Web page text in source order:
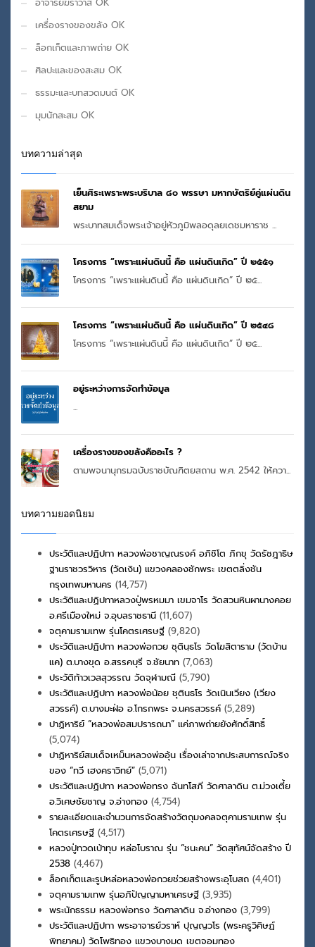
อาจารย์ฆราวาส OK
เครื่องรางของขลัง OK
ล็อกเก็ตและภาพถ่าย OK
ศิลปะและของสะสม OK
ธรรมะและบทสวดมนต์ OK
มุมนักสะสม OK
บทความล่าสุด
เย็นศิระเพราะพระบริบาล ๘๐ พรรษา มหากษัตริย์คู่แผ่นดิน
สยาม
พระบาทสมเด็จพระเจ้าอยู่หัวภูมิพลอดุลยเดชมหาราช ...
โครงการ “เพราะแผ่นดินนี้ คือ แผ่นดินเกิด” ปี ๒๕๕๑
โครงการ “เพราะแผ่นดินนี้ คือ แผ่นดินเกิด” ปี ๒๕...
โครงการ “เพราะแผ่นดินนี้ คือ แผ่นดินเกิด” ปี ๒๕๔๘
โครงการ “เพราะแผ่นดินนี้ คือ แผ่นดินเกิด” ปี ๒๕...
อยู่ระหว่างการจัดทำข้อมูล
...
เครื่องรางของขลังคืออะไร ?
ตามพจนานุกรมฉบับราชบัณฑิตยสถาน พ.ศ. 2542 ให้ควา...
บทความยอดนิยม
ประวัติและปฏิปทา หลวงพ่อชาญณรงค์ อภิชิโต ภิกขุ วัดรัชฎาธิษ
ฐานราชวรวิหาร (วัดเงิน) แขวงคลองชักพระ เขตตลิ่งชัน
กรุงเทพมหานคร (14,757)
ประวัติและปฏิปทาหลวงปู่พรหมมา เขมจาโร วัดสวนหินผานางคอย
อ.ศรีเมืองใหม่ จ.อุบลราชธานี (11,607)
จตุคามรามเทพ รุ่นโคตรเศรษฐี (9,820)
ประวัติและปฏิปทา หลวงพ่อกวย ชุตินฺธโร วัดโฆสิตาราม (วัดบ้าน
แค) ต.บางขุด อ.สรรคบุรี จ.ชัยนาท (7,063)
ประวัติท้าวเวสสุวรรณ วัดจุฬามณี (5,790)
ประวัติและปฏิปทา หลวงพ่อน้อย ชุตินธโร วัดเนินเวียง (เวียง
สวรรค์) ต.บางมะฝ่อ อ.โกรกพระ จ.นครสวรรค์ (5,289)
ปาฏิหาริย์ “หลวงพ่อสมปรารถนา” แค่ภาพถ่ายยังศักดิ์สิทธิ์
(5,074)
ปาฏิหาริย์สมเด็จเหม็นหลวงพ่ออุ้น เรื่องเล่าจากประสบการณ์จริง
ของ “ทวี เฮงคราวิทย์” (5,071)
ประวัติและปฏิปทา หลวงพ่อทรง ฉันทโสภี วัดศาลาดิน ต.ม่วงเตี้ย
อ.วิเศษชัยชาญ จ.อ่างทอง (4,754)
รายละเอียดและจำนวนการจัดสร้างวัตถุมงคลจตุคามรามเทพ รุ่น
โคตรเศรษฐี (4,517)
หลวงปู่ทวดเบ้าทุบ หล่อโบราณ รุ่น “ชนะคน” วัดสุทัศน์จัดสร้าง ปี
2538 (4,467)
ล็อกเก็ตเเละรูปหล่อหลวงพ่อกวยช่วยสร้างพระอุโบสถ (4,401)
จตุคามรามเทพ รุ่นอภิปัญญามหาเศรษฐี (3,935)
พระนักธรรม หลวงพ่อทรง วัดศาลาดิน จ.อ่างทอง (3,799)
ประวัติและปฏิปทา พระอาจารย์วราห์ ปุญญวโร (พระครูวิศิษฏ์
พิทยาคม) วัดโพธิทอง แขวงบางมด เขตจอมทอง